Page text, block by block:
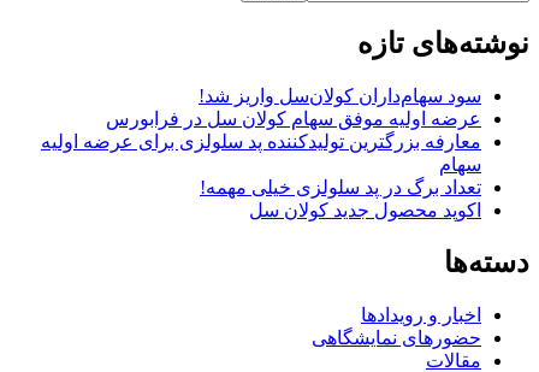
نوشته‌های تازه
سود سهام‌داران کولان‌سل واریز شد!
عرضه اولیه موفق سهام کولان سل در فرابورس
معارفه بزرگترین تولیدکننده پد سلولزی برای عرضه اولیه
سهام
تعداد برگ در پد سلولزی خیلی مهمه!
اکوپد محصول جدید کولان‌ سل
دسته‌ها
اخبار و رویدادها
حضورهای نمایشگاهی
مقالات